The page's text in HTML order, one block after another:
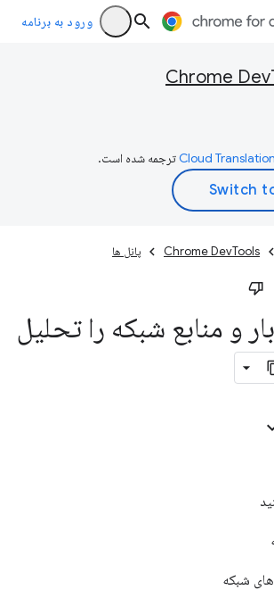
ورود به برنامه
Chrome
ترجمه شده است.
Chrome DevTools پانل ها
و منابع شبکه را تحلیل
شبکه